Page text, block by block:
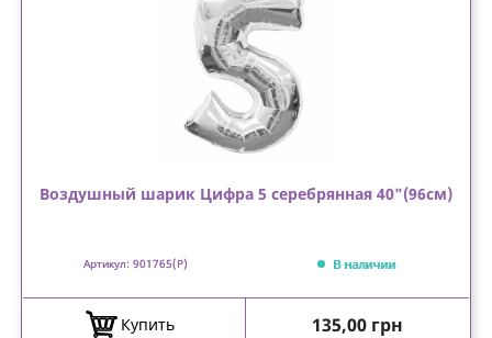
Воздушный шарик Цифра 5 серебрянная 40"(96см)
Артикул: 901765(P) В наличии
Купить Цена
135,00 грн